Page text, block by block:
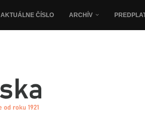
AKTUÁLNE ČÍSLO ARCHÍV